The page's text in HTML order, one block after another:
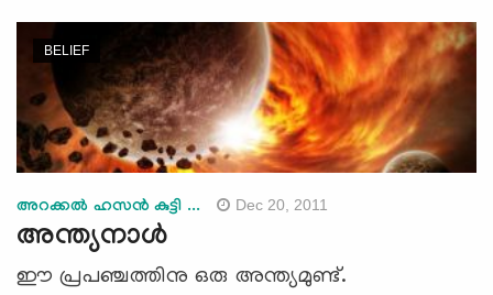
BELIEF
അറക്കല്‍ ഹസന്‍ കുട്ടി ... Dec 20, 2011
അന്ത്യനാള്‍
ഈ പ്രപഞ്ചത്തിനു ഒരു അന്ത്യമുണ്ട്.